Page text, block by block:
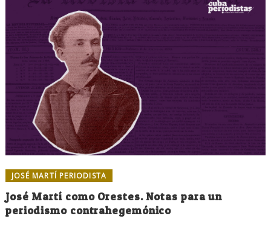
JOSÉ MARTÍ PERIODISTA
José Martí como Orestes. Notas para un
periodismo contrahegemónico